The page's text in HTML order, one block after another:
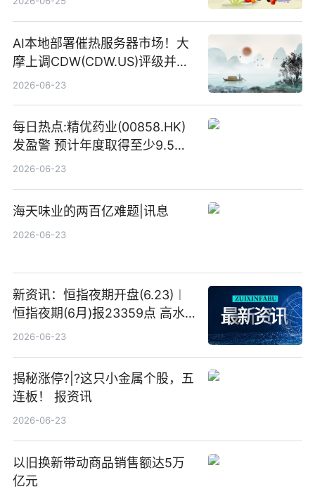
AI本地部署催热服务器市场！大
摩上调CDW(CDW.US)评级并看
高IBM(IBM.US)戴尔(DELL.US)
2026-06-23
每日热点:精优药业(00858.HK)
发盈警 预计年度取得至少9.5亿
港元的亏损 同比盈转亏
2026-06-23
海天味业的两百亿难题|讯息
2026-06-23
新资讯：恒指夜期开盘(6.23)︱
恒指夜期(6月)报23359点 高水
23点
2026-06-23
揭秘涨停?|?这只小金属个股，五
连板！ 报资讯
2026-06-23
以旧换新带动商品销售额达5万
亿元